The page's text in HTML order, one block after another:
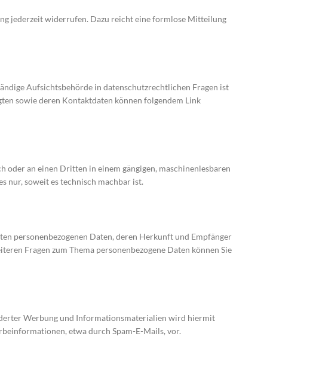
jederzeit widerrufen. Dazu reicht eine formlose Mitteilung
Aufsichtsbehörde in datenschutzrechtlichen Fragen ist
sowie deren Kontaktdaten können folgendem Link
an einen Dritten in einem gängigen, maschinenlesbaren
nur, soweit es technisch machbar ist.
personenbezogenen Daten, deren Herkunft und Empfänger
Fragen zum Thema personenbezogene Daten können Sie
Werbung und Informationsmaterialien wird hiermit
etwa durch Spam-E-Mails, vor.